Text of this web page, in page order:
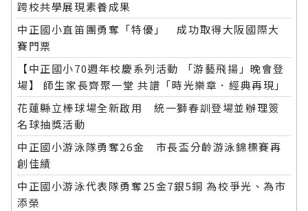
跨校共學展現素養成果
中正國小直笛團勇奪「特優」 成功取得大阪國際大
賽門票
【中正國小70週年校慶系列活動 「游藝飛揚」晚會登
場】 師生家長齊聚一堂 共譜「時光樂章．經典再現」
花蓮縣立棒球場全新啟用 統一獅春訓登場並辦理簽
名球抽獎活動
中正國小游泳隊勇奪26金 市長盃分齡游泳錦標賽再
創佳績
中正國小游泳代表隊勇奪25金7銀5銅 為校爭光、為市
添榮